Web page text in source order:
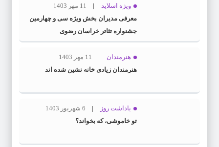
ویژه اسلاید
11 مهر 1403
معرفی مدیران بخش ویژه سی و چهارمین
جشنواره تئاتر خراسان رضوی
هنرمندان
11 مهر 1403
هنرمندان زیادی خانه نشین شده اند
یاداشت روز
6 شهریور 1403
تو خاموشی، که بخواند؟